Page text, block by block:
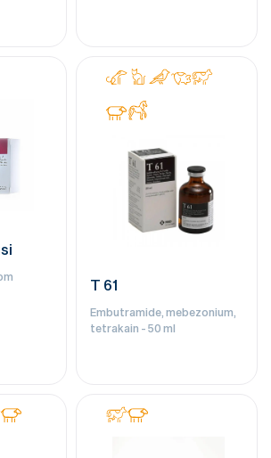
T 61
Embutramide, mebezonium,
tetrakain - 50 ml